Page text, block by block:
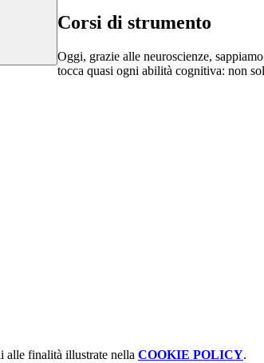
Corsi di strumento
Oggi, grazie alle neuroscienze,
tocca quasi ogni abilità cognitiva: non
alle finalità illustrate nella COOKIE POLICY.